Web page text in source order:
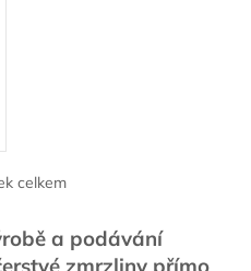
O
l
á
celkem
a podávání
zmrzliny přímo